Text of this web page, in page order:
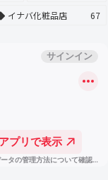
イナバ化粧品店 67